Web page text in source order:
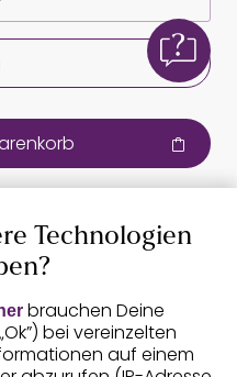
Technologien
brauchen Deine
bei vereinzelten
auf einem